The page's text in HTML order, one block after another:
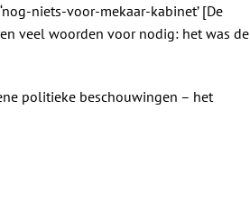
niets-voor-mekaar-kabinet’ [De
veel woorden voor nodig: het was de
politieke beschouwingen – het